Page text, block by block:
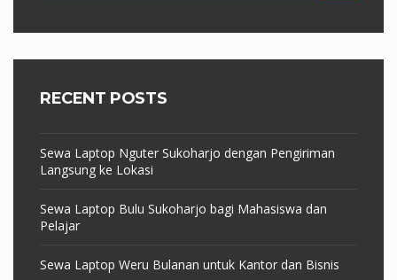
RECENT POSTS
Sewa Laptop Nguter Sukoharjo dengan Pengiriman
Langsung ke Lokasi
Sewa Laptop Bulu Sukoharjo bagi Mahasiswa dan
Pelajar
Sewa Laptop Weru Bulanan untuk Kantor dan Bisnis